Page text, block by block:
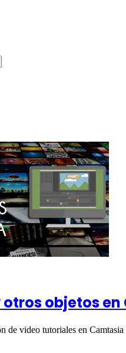
objetos
de video tutoriales en